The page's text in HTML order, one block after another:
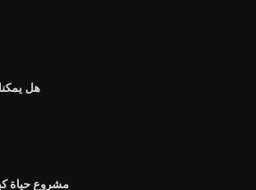
هل
مشروع حياة